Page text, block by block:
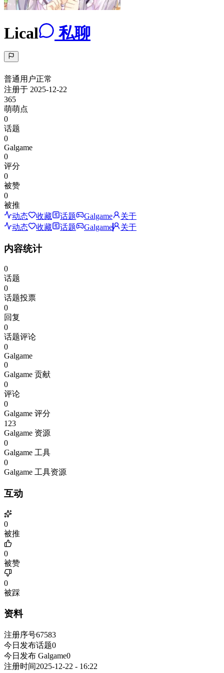
Lical 私聊
普通用户正常
注册于 2025-12-22
365
萌萌点
0
话题
0
Galgame
0
评分
0
被赞
0
被推
动态
收藏 话题 Galgame
关于
动态
收藏 话题 Galgame 关于
内容统计
0
话题
0
话题投票
0
回复
0
话题评论
0
Galgame
0
Galgame 贡献
0
评论
0
Galgame 评分
123
Galgame 资源
0
Galgame 工具
0
Galgame 工具资源
互动
0
被推
0
被赞
0
被踩
资料
注册序号67583
今日发布话题0
今日发布 Galgame0
注册时间2025-12-22 - 16:22